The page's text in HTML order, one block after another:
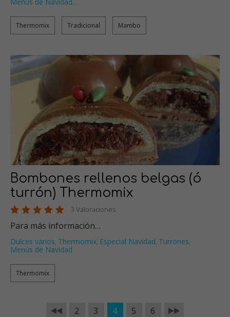
Thermomix Tradicional Mambo
Bombones rellenos belgas (ó
turrón) Thermomix
3 Valoraciones
Para más información…
Dulces varios, Thermomix, Especial Navidad, Turrones,
Menús de Navidad
Thermomix
2 3 4 5 6